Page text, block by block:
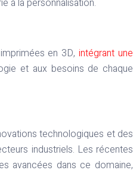
à la personnalisation.
en 3D,intégrant une
et aux besoins de chaque
technologiques et des
industriels. Les récentes
avancées dans ce domaine,